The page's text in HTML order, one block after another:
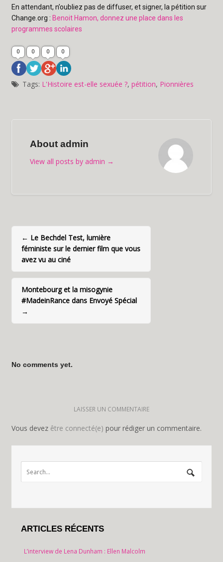
En attendant, n’oubliez pas de diffuser, et signer, la pétition sur
Change.org : Benoit Hamon, donnez une place dans les
programmes scolaires
0 0 0 0
Tags: L'Histoire est-elle sexuée ?,pétition, Pionnières
About admin
View all posts by admin →
← Le Bechdel Test, lumière
féministe sur le dernier film que vous
avez vu au ciné
Montebourg et la misogynie
#MadeinRance dans Envoyé Spécial
→
No comments yet.
LAISSER UN COMMENTAIRE
Vous devez être connecté(e) pour rédiger un commentaire.
ARTICLES RÉCENTS
L’interview de Lena Dunham : Ellen Malcolm